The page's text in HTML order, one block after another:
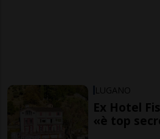
LUGANO
Ex Hotel
«è top